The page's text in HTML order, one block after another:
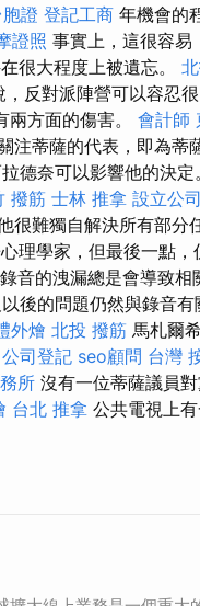
證 登記工商 年機會的
證照 事實上，這很容易
很大程度上被遺忘。
反對派陣營可以容忍
兩方面的傷害。 會計師
注蒂薩的代表，即為蒂
德奈可以影響他的決定
撥筋 士林 推拿 設立公司
很難獨自解決所有部分
理學家，但最後一點，
錄音的洩漏總是會導致相
後的問題仍然與錄音有
外燴 北投 撥筋 馬札爾
公司登記 seo顧問 台灣
所 沒有一位蒂薩議員
台北 推拿 公共電視上